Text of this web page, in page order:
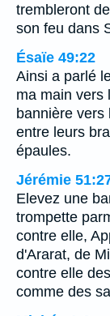
trembleront
son feu dans
Ésaïe 49:22
Ainsi a parlé
ma main vers
bannière
entre leurs
épaules.
Jérémie
Elevez une
trompette
contre elle,
d'Ararat, de
contre elle
comme des